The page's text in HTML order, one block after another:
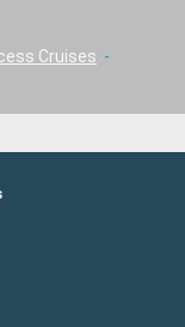
Cruises